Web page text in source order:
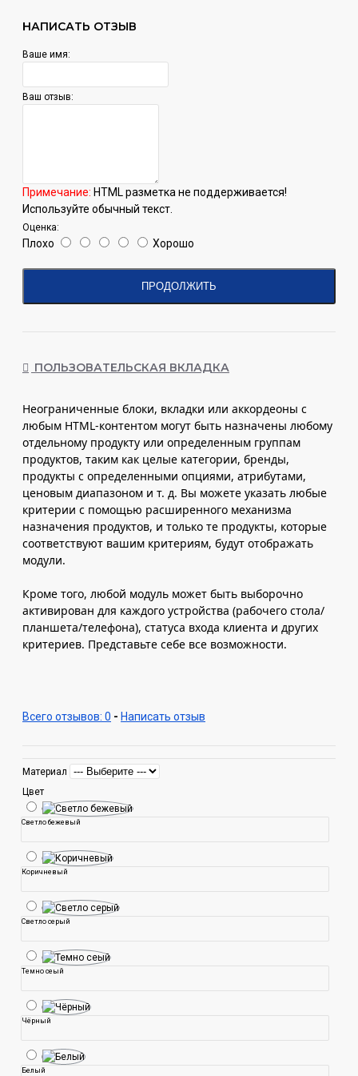
[html_block id="3455"]
НАПИСАТЬ ОТЗЫВ
Ваше имя:
Ваш отзыв:
Примечание: HTML разметка не поддерживается!
Используйте обычный текст.
Оценка:
Плохо Хорошо
ПРОДОЛЖИТЬ
ПОЛЬЗОВАТЕЛЬСКАЯ ВКЛАДКА
Неограниченные блоки, вкладки или аккордеоны с
любым HTML-контентом могут быть назначены любому
отдельному продукту или определенным группам
продуктов, таким как целые категории, бренды,
продукты с определенными опциями, атрибутами,
ценовым диапазоном и т. д. Вы можете указать любые
критерии с помощью расширенного механизма
назначения продуктов, и только те продукты, которые
соответствуют вашим критериям, будут отображать
модули.
Кроме того, любой модуль может быть выборочно
активирован для каждого устройства (рабочего стола/
планшета/телефона), статуса входа клиента и других
критериев. Представьте себе все возможности.
Всего отзывов: 0 - Написать отзыв
Материал
Цвет
Светло бежевый
Коричневый
Светло серый
Темно сеый
Чёрный
Белый